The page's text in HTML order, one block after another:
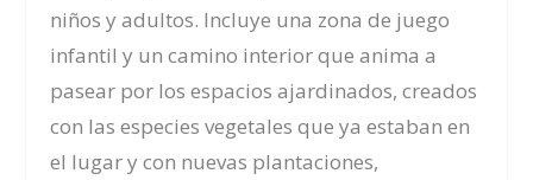
niños y adultos. Incluye una zona de juego
infantil y un camino interior que anima a
pasear por los espacios ajardinados, creados
con lasespecies vegetales queya estaban en
el lugar y con nuevas plantaciones,